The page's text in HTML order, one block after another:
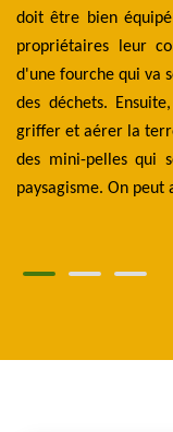
doit être bien
propriétaires leur
d'une fourche qui va
des déchets.
griffer et aérer la
des mini-pelles qui
paysagisme. On peut